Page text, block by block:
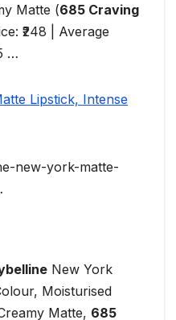
Matte (685 Craving
₹248 | Average
…
Lipstick, Intense
new-york-matte-
New York
Moisturised
Matte, 685